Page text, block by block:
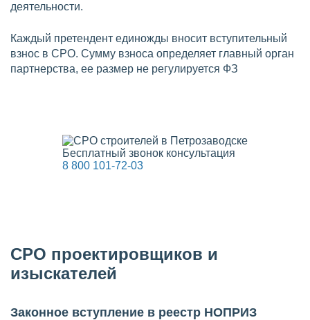
Бесплатный звонок консультация
8 800 101-72-03
деятельности.
Каждый претендент единожды вносит вступительный
взнос в СРО. Сумму взноса определяет главный орган
партнерства, ее размер не регулируется ФЗ
СРО проектировщиков и
изыскателей
Законное вступление в реестр НОПРИЗ